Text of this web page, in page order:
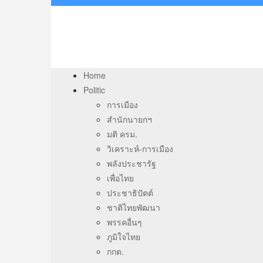
Home
Politic
การเมือง
สำนักนายกฯ
มติ ครม.
วิเคราะห์-การเมือง
พลังประชารัฐ
เพื่อไทย
ประชาธิปัตต์
ชาติไทยพัฒนา
พรรคอื่นๆ
ภูมิใจไทย
กกต.